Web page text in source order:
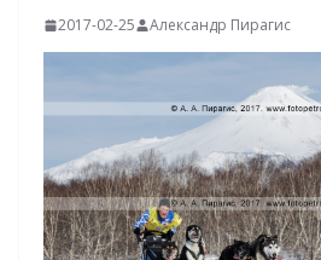
2017-02-25 Александр Пирагис